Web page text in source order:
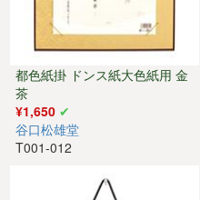
都色紙掛 ドンス紙大色紙用 金
茶
¥1,650
谷口松雄堂
T001-012